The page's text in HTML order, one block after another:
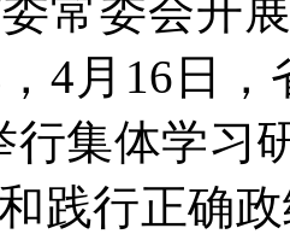
委会开展
4月16日
行集体学习
践行正确